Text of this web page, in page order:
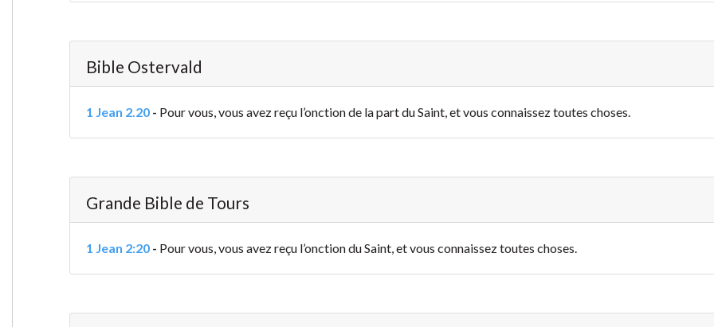
Bible Ostervald
1 Jean 2.20- Pour vous, vous avez reçu l’onction de la part du Saint, et vous connaissez toutes choses.
Grande Bible de Tours
1 Jean 2:20- Pour vous, vous avez reçu l’onction du Saint, et vous connaissez toutes choses.